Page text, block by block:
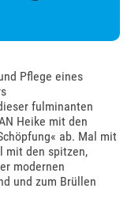
Pflege eines
fulminanten
Heike mit den
ab. Mal mit
mit den spitzen,
modernen
und zum Brüllen